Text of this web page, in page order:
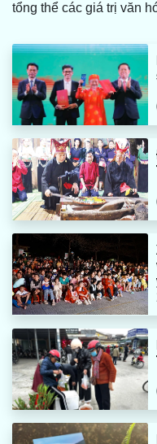
tổng thể các giá trị văn